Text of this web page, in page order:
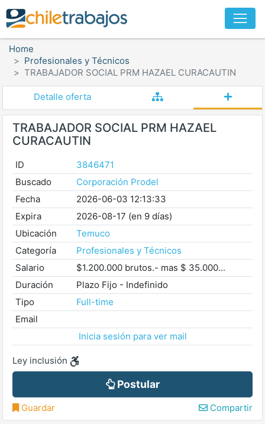
Home
Profesionales y Técnicos
TRABAJADOR SOCIAL PRM HAZAEL CURACAUTIN
Detalle oferta
TRABAJADOR SOCIAL PRM HAZAEL
CURACAUTIN
ID
3846471
Buscado
Corporación Prodel
Fecha
2026-06-03 12:13:33
Expira
2026-08-17 (en 9 días)
Ubicación
Temuco
Categoría
Profesionales y Técnicos
Salario
$1.200.000 brutos.- mas $ 35.000...
Duración
Plazo Fijo - Indefinido
Tipo
Full-time
Email
Inicia sesión para ver mail
Ley inclusión
Postular
Guardar Compartir